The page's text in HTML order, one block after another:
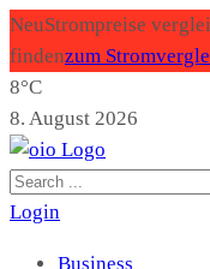
NeuStrompreise
findenzum
8°C
8. August 2026
Login
Business